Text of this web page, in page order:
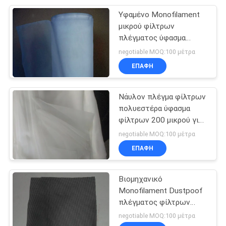
Υφαμένο ύφασμα
φίλτρων
24
Νάυλον ύφασμα
φίλτρων
13
Υφαμένο Monofilament
μικρού φίλτρων
πλέγματος ύφασμα
φίλτρων αντι σκόνης
βιομηχανικό
negotiable MOQ:100 μέτρα
ΕΠΑΦΉ
Νάυλον πλέγμα φίλτρων
πολυεστέρα ύφασμα
φίλτρων 200 μικρού για
την υγρή διήθηση
negotiable MOQ:100 μέτρα
ΕΠΑΦΉ
Βιομηχανικό
Monofilament Dustpoof
πλέγματος φίλτρων
μικρού πολυεστέρα
negotiable MOQ:100 μέτρα